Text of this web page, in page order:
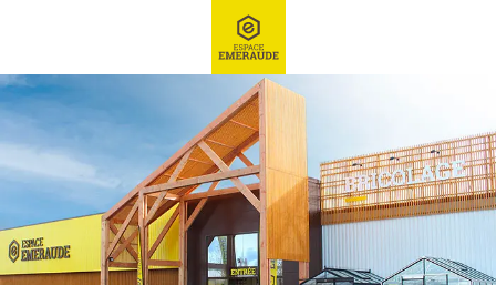
Ex : Robot tondeuse, ...
Clôture pour animaux
GRILLAGE TRIPLE TORSION ET NOUÉ,
RONCE